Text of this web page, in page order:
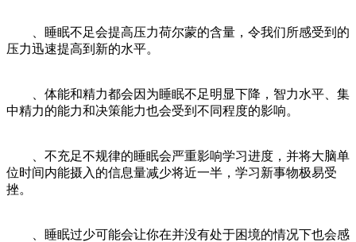
、睡眠不足会提高压力荷尔蒙的含量，令我们所感受到的
压力迅速提高到新的水平。
、体能和精力都会因为睡眠不足明显下降，智力水平、集
中精力的能力和决策能力也会受到不同程度的影响。
、不充足不规律的睡眠会严重影响学习进度，并将大脑单
位时间内能摄入的信息量减少将近一半，学习新事物极易受
挫。
、睡眠过少可能会让你在并没有处于困境的情况下也会感